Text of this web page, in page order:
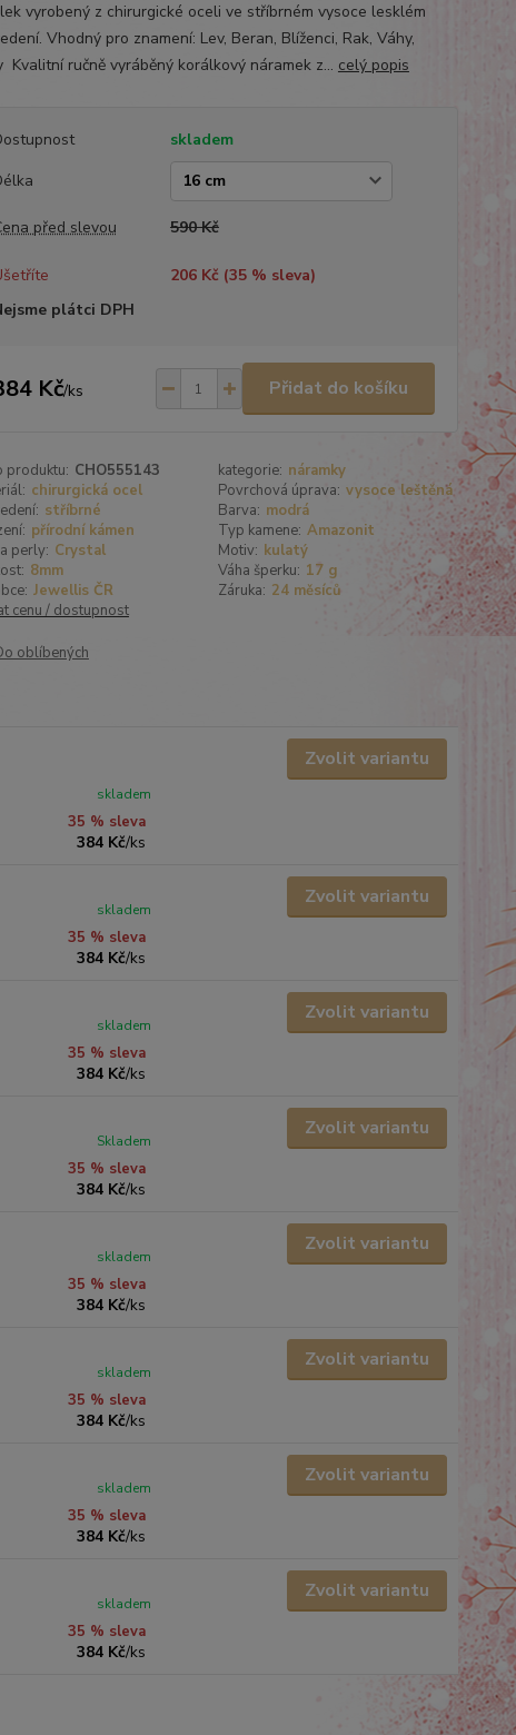
vyrobený z chirurgické oceli ve stříbrném vysoce lesklém
Vhodný pro znamení: Lev, Beran, Blíženci, Rak, Váhy,
Kvalitní ručně vyráběný korálkový náramek z... celý popis
skladem
před slevou 590 Kč
206 Kč (35% sleva)
plátci DPH
Kč/ks Přidat do košíku
produktu: CHO555143 kategorie: náramky
chirurgická ocel Povrchová úprava: vysoce leštěná
stříbrné Barva: modrá
přírodní kámen Typ kamene: Amazonit
perly: Crystal Motiv: kulatý
8mm Váha šperku: 17 g
Jewellis ČR Záruka: 24 měsíců
cenu / dostupnost
oblíbených
35 % sleva
384 Kč/ks
skladem
Zvolit variantu
35 % sleva
384 Kč/ks
skladem
Zvolit variantu
35 % sleva
384 Kč/ks
skladem
Zvolit variantu
35 % sleva
384 Kč/ks
Skladem
Zvolit variantu
35 % sleva
384 Kč/ks
skladem
Zvolit variantu
35 % sleva
384 Kč/ks
skladem
Zvolit variantu
35 % sleva
384 Kč/ks
skladem
Zvolit variantu
35 % sleva
384 Kč/ks
skladem
Zvolit variantu